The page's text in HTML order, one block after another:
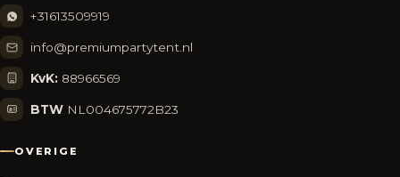
+31613509919
info@premiumpartytent.nl
KvK: 88966569
BTW NL004675772B23
OVERIGE